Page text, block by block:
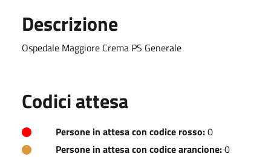
Descrizione
Ospedale Maggiore Crema PS Generale
Codici attesa
Persone in attesa con codice rosso:0
Persone in attesa con codice arancione:0